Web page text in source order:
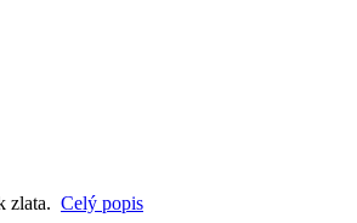
zlata. Celý popis